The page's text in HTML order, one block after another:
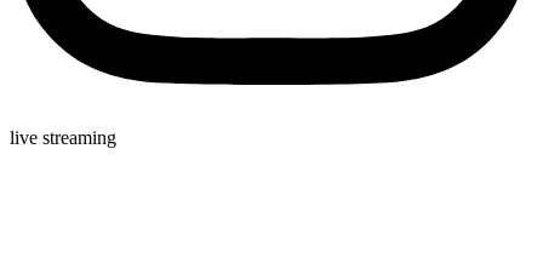
live streaming